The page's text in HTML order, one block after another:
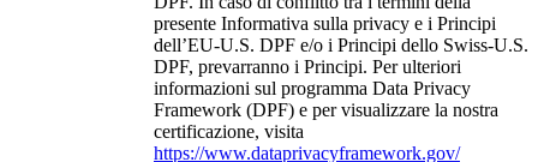
presente Informativa sulla privacy e i Principi
dell’EU-U.S. DPF e/o i Principi dello Swiss-U.S.
DPF, prevarranno i Principi. Per ulteriori
informazioni sul programma Data Privacy
Framework (DPF) e per visualizzare la nostra
certificazione, visita
https://www.dataprivacyframework.gov/